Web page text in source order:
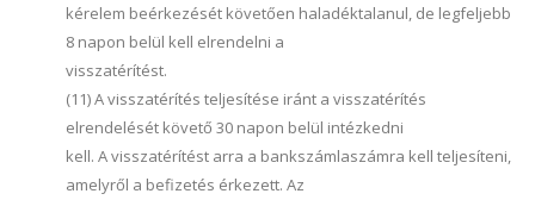
kérelem beérkezését követően haladéktalanul, de legfeljebb
8 napon belül kell elrendelni a
visszatérítést.
(11) A visszatérítés teljesítése iránt a visszatérítés
elrendelését követő 30 napon belül intézkedni
kell. A visszatérítést arra a bankszámlaszámra kell teljesíteni,
amelyről a befizetés érkezett. Az